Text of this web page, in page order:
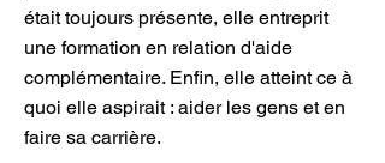
était toujours présente, elle entreprit
une formation en relation d'aide
complémentaire. Enfin, elle atteint ce à
quoi elle aspirait : aider les gens et en
faire sa carrière.